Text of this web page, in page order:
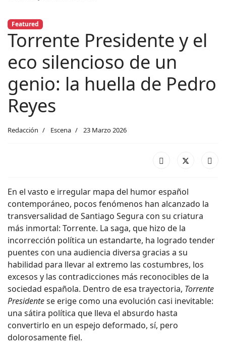
Featured
Torrente Presidente y el
eco silencioso de un
genio: la huella de Pedro
Reyes
Redacción Escena 23 Marzo 2026
En el vasto e irregular mapa del humor español
contemporáneo, pocos fenómenos han alcanzado la
transversalidad de Santiago Segura con su criatura
más inmortal: Torrente. La saga, que hizo de la
incorrección política un estandarte, ha logrado tender
puentes con una audiencia diversa gracias a su
habilidad para llevar al extremo las costumbres, los
excesos y las contradicciones más reconocibles de la
sociedad española. Dentro de esa trayectoria, Torrente
Presidentese erige como una evolución casi inevitable:
una sátira política que lleva el absurdo hasta
convertirlo en un espejo deformado, sí, pero
dolorosamente fiel.